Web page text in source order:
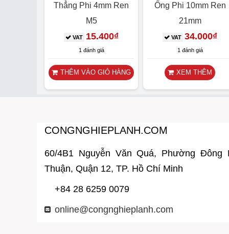
Thẳng Phi 4mm Ren
M5
VAT 15.400₫
1 đánh giá
THÊM VÀO GIỎ HÀNG
Ống Phi 10mm Ren
21mm
VAT 34.000₫
1 đánh giá
XEM THÊM
CONGNGHIEPLANH.COM
60/4B1 Nguyễn Văn Quá, Phường Đông
Thuận, Quận 12, TP. Hồ Chí Minh
+84 28 6259 0079
online@congnghieplanh.com